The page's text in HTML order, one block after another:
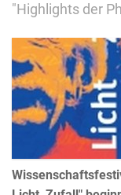
"Highlights der